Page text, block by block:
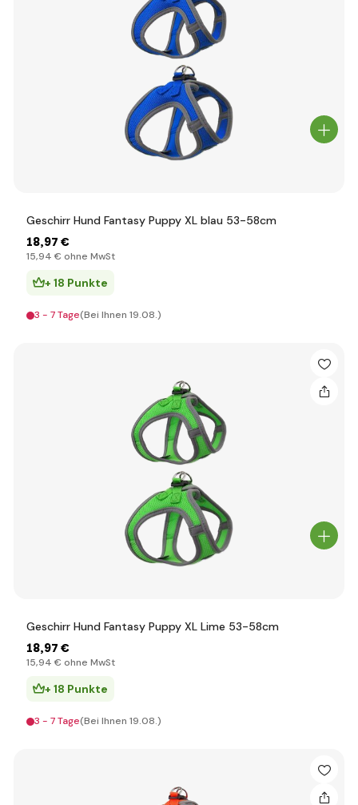
Geschirr Hund Fantasy Puppy XL blau 53-58cm
18,97 €
15,94 € ohne MwSt
+ 18 Punkte
3 - 7 Tage(Bei Ihnen 19.08.)
Geschirr Hund Fantasy Puppy XL Lime 53-58cm
18,97 €
15,94 € ohne MwSt
+ 18 Punkte
3 - 7 Tage(Bei Ihnen 19.08.)